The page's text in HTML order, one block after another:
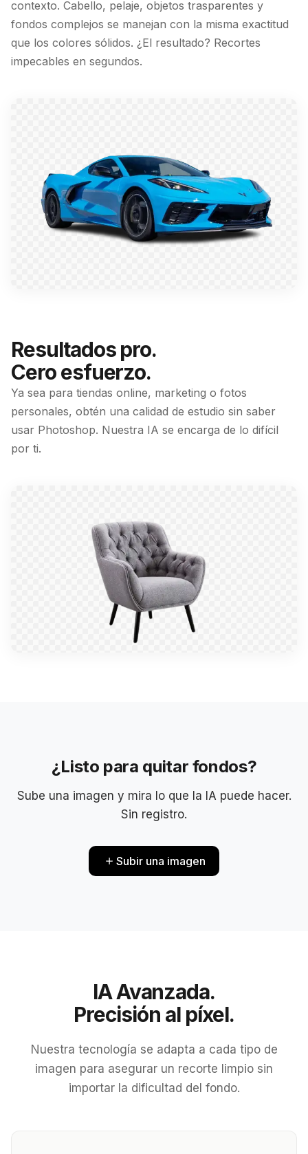
contexto. Cabello, pelaje, objetos trasparentes y
fondos complejos se manejan con la misma exactitud
que los colores sólidos. ¿El resultado? Recortes
impecables en segundos.
Resultados pro.
Cero esfuerzo.
Ya sea para tiendas online, marketing o fotos
personales, obtén una calidad de estudio sin saber
usar Photoshop. Nuestra IA se encarga de lo difícil
por ti.
¿Listo para quitar fondos?
Sube una imagen y mira lo que la IA puede hacer.
Sin registro.
Subir una imagen
IA Avanzada.
Precisión al píxel.
Nuestra tecnología se adapta a cada tipo de
imagen para asegurar un recorte limpio sin
importar la dificultad del fondo.